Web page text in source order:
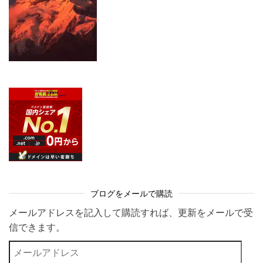
ブログをメールで購読
メールアドレスを記入して購読すれば、更新をメールで受
信できます。
メールアドレス